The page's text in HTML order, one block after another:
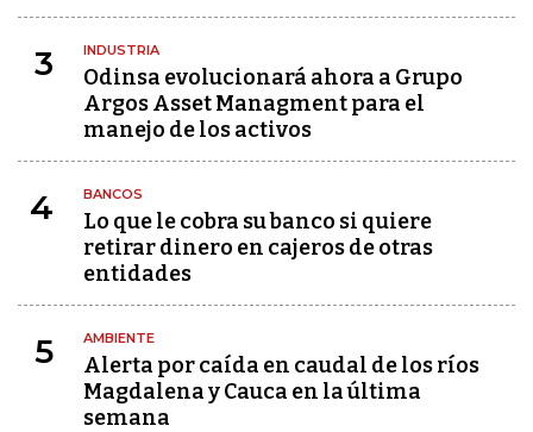
3 INDUSTRIA
Odinsa evolucionará ahora a Grupo
Argos Asset Managment para el
manejo de los activos
4 BANCOS
Lo que le cobra su banco si quiere
retirar dinero en cajeros de otras
entidades
5 AMBIENTE
Alerta por caída en caudal de los ríos
Magdalena y Cauca en la última
semana